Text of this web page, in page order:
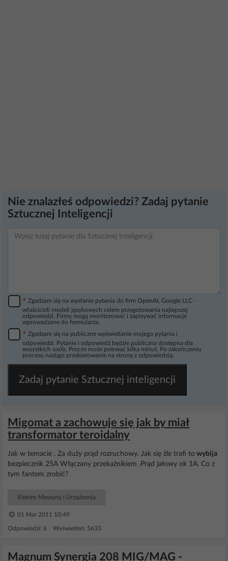
Nie znalazłeś odpowiedzi? Zadaj pytanie
Sztucznej Inteligencji
* Zgadzam się na wysłanie pytania do firm OpenAI, Google LLC -
właścicieli modeli językowych celem przygotowania najlepszej
odpowiedzi. Firmy mogą monitorować i zapisywać informacje
wprowadzane do formularza.
* Zgadzam się na publiczne wyświetlanie mojego pytania i
odpowiedzi. Pytanie i odpowiedź będzie publiczna dostępna dla
wszystkich osób. Proces może potrwać kilka minut. Po zakończeniu
procesu nastąpi przekierowanie na stronę z odpowiedzią.
Zadaj pytanie Sztucznej inteligencji
Migomat a zachowuje się jak by miał
transformator teroidalny
Jak w temacie . Za duży prąd rozruchowy. Jak się żle trafi to wybija
bezpiecznik 25A Włączany przekażnikiem .Prąd jałowy ok 1A. Co z
tym fantem zrobić?
Elektro Maszyny i Urządzenia
01 Mar 2011 10:49
Odpowiedzi: 6 Wyświetleń: 5633
Magnum Synergia 208 MIG/MAG -